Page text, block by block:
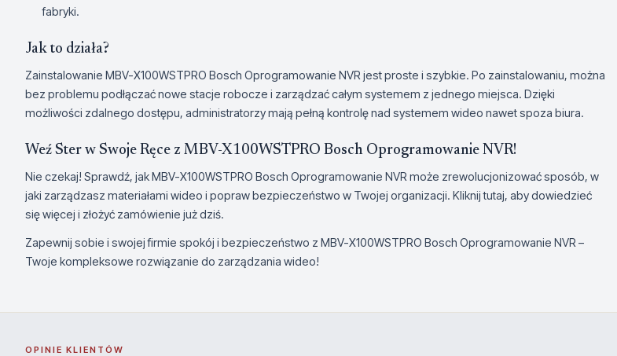
fabryki.
Jak to działa?
Zainstalowanie MBV-X100WSTPRO Bosch Oprogramowanie NVR jest proste i szybkie. Po zainstalowaniu, można
bez problemu podłączać nowe stacje robocze i zarządzać całym systemem z jednego miejsca. Dzięki
możliwości zdalnego dostępu, administratorzy mają pełną kontrolę nad systemem wideo nawet spoza biura.
Weź Ster w Swoje Ręce z MBV-X100WSTPRO Bosch Oprogramowanie NVR!
Nie czekaj! Sprawdź, jak MBV-X100WSTPRO Bosch Oprogramowanie NVR może zrewolucjonizować sposób, w
jaki zarządzasz materiałami wideo i popraw bezpieczeństwo w Twojej organizacji. Kliknij tutaj, aby dowiedzieć
się więcej i złożyć zamówienie już dziś.
Zapewnij sobie i swojej firmie spokój i bezpieczeństwo z MBV-X100WSTPRO Bosch Oprogramowanie NVR –
Twoje kompleksowe rozwiązanie do zarządzania wideo!
OPINIE KLIENTÓW